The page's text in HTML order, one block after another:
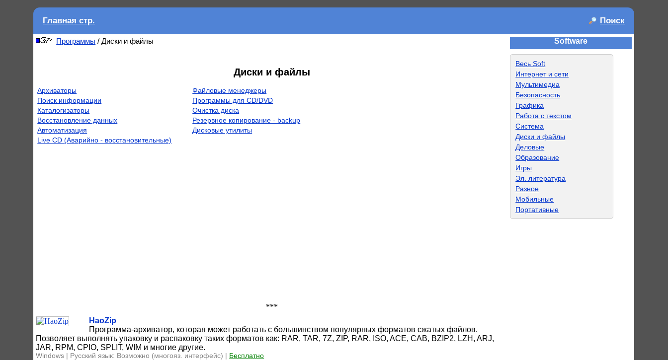
Главная стр. Поиск
Программы / Диски и файлы
Диски и файлы
Архиваторы
Файловые менеджеры
Поиск информации
Программы для CD/DVD
Каталогизаторы
Очистка диска
Восстановление данных
Резервное копирование - backup
Автоматизация
Дисковые утилиты
Live CD (Аварийно - восстановительные)
***
HaoZip
Программа-архиватор, которая может работать с большинством популярных форматов сжатых файлов.
Позволяет выполнять упаковку и распаковку таких форматов как: RAR, TAR, 7Z, ZIP, RAR, ISO, ACE, CAB, BZIP2, LZH, ARJ,
JAR, RPM, CPIO, SPLIT, WIM и многие другие.
Windows | Русский язык: Возможно (многояз. интерфейс) | Бесплатно
Software
Весь Soft
Интернет и сети
Мультимедиа
Безопасность
Графика
Работа с текстом
Система
Диски и файлы
Деловые
Образование
Игры
Эл. литература
Разное
Мобильные
Портативные